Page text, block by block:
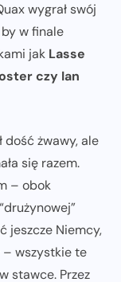
wygrał swój
w finale
jak Lasse
czy Ian
dość żwawy, ale
się razem.
– obok
jeszcze Niemcy,
– wszystkie te
stawce. Przez